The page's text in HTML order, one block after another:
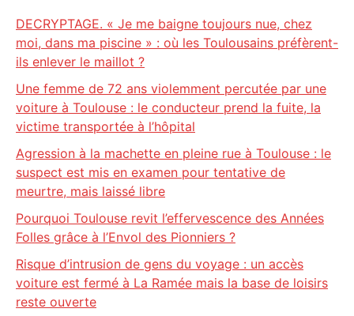
DECRYPTAGE. « Je me baigne toujours nue, chez
moi, dans ma piscine » : où les Toulousains préfèrent-
ils enlever le maillot ?
Une femme de 72 ans violemment percutée par une
voiture à Toulouse : le conducteur prend la fuite, la
victime transportée à l’hôpital
Agression à la machette en pleine rue à Toulouse : le
suspect est mis en examen pour tentative de
meurtre, mais laissé libre
Pourquoi Toulouse revit l’effervescence des Années
Folles grâce à l’Envol des Pionniers ?
Risque d’intrusion de gens du voyage : un accès
voiture est fermé à La Ramée mais la base de loisirs
reste ouverte